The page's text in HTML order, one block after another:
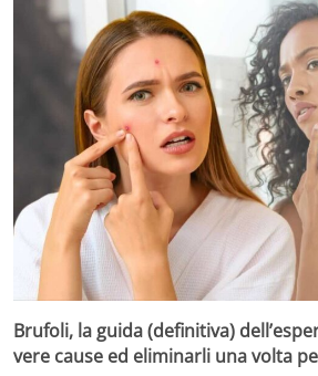
Brufoli, la guida (definitiva)
vere cause ed eliminarli una volta